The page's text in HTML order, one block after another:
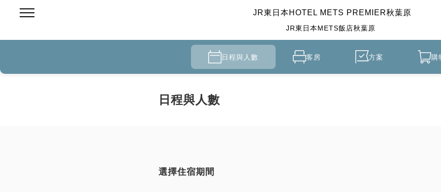
JR東日本HOTEL METS PREMIER秋葉原
JR東日本METS飯店秋葉原
日程與人數 客房 方案 購
日程與人數
選擇住宿期間